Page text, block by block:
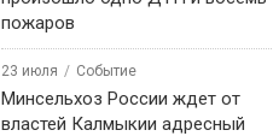
пожаров
23 июля Событие
Минсельхоз России ждет от
властей Калмыкии адресный